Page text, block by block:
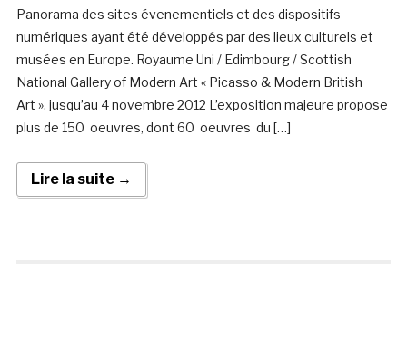
Panorama des sites évenementiels et des dispositifs
numériques ayant été développés par des lieux culturels et
musées en Europe. Royaume Uni / Edimbourg / Scottish
National Gallery of Modern Art « Picasso & Modern British
Art », jusqu’au 4 novembre 2012 L’exposition majeure propose
plus de 150 oeuvres, dont 60 oeuvres du […]
Lire la suite →